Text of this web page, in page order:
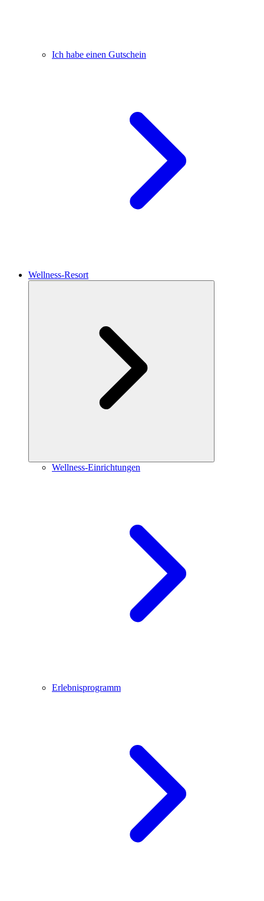
Ich habe einen Gutschein
Wellness-Resort
Wellness-Einrichtungen
Erlebnisprogramm